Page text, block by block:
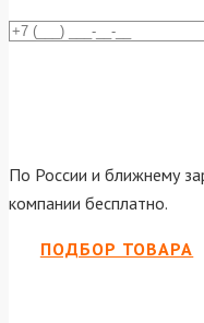
По России и ближнему
компании бесплатно.
ПОДБОР ТОВАРА